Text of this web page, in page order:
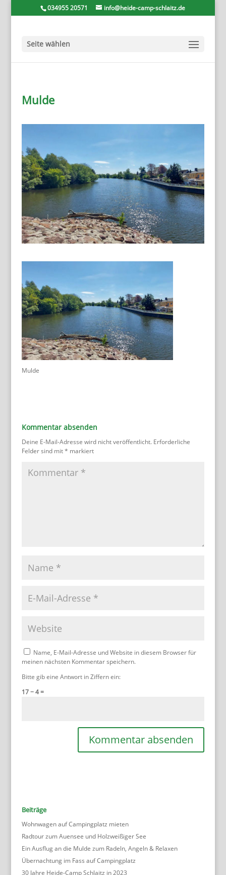
034955 20571 info@heide-camp-schlaitz.de
Seite wählen
Mulde
Mulde
Kommentar absenden
Deine E-Mail-Adresse wird nicht veröffentlicht. Erforderliche
Felder sind mit* markiert
Name, E-Mail-Adresse und Website in diesem Browser für
meinen nächsten Kommentar speichern.
Bitte gib eine Antwort in Ziffern ein:
17 − 4 =
Beiträge
Wohnwagen auf Campingplatz mieten
Radtour zum Auensee und Holzweißiger See
Ein Ausflug an die Mulde zum Radeln, Angeln & Relaxen
Übernachtung im Fass auf Campingplatz
30 Jahre Heide-Camp Schlaitz in 2023